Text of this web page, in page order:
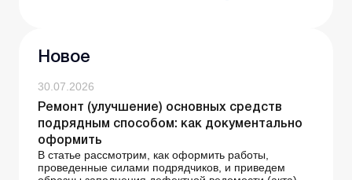
Новое
30.07.2026
Ремонт (улучшение) основных средств
подрядным способом: как документально
оформить
В статье рассмотрим, как оформить работы,
проведенные силами подрядчиков, и приведем